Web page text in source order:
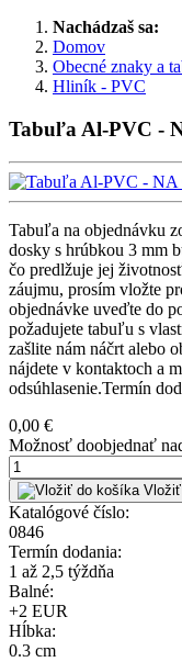
Nachádzaš sa:
Domov
Obecné znaky a
Hliník - PVC
Tabuľa Al-PVC -
Tabuľa na objednávku
dosky s hrúbkou 3 mm
čo predlžuje jej
záujmu, prosím vložte
objednávke uveďte do
požadujete tabuľu s
zašlite nám náčrt alebo
nájdete v kontaktoch a
odsúhlasenie.Termín
0,00 €
Možnosť doobjednať
Vložiť
Katalógové číslo:
0846
Termín dodania:
1 až 2,5 týždňa
Balné:
+2 EUR
Hĺbka:
0.3 cm